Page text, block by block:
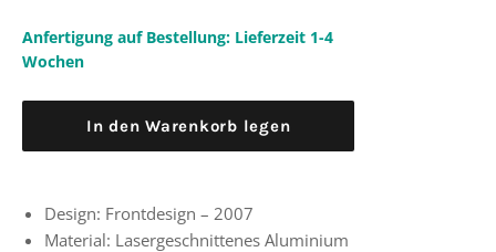
Anfertigung auf Bestellung: Lieferzeit 1-4
Wochen
In den Warenkorb legen
Design: Frontdesign – 2007
Material: Lasergeschnittenes Aluminium